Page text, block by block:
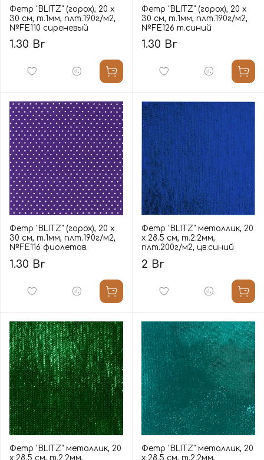
Фетр "BLITZ" (горох), 20 х
30 см, т.1мм, плт.190г/м2,
№FE110 сиреневый
1.30 Br
Фетр "BLITZ" (горох), 20 х
30 см, т.1мм, плт.190г/м2,
№FE126 т.синий
1.30 Br
Фетр "BLITZ" (горох), 20 х
30 см, т.1мм, плт.190г/м2,
№FE116 фиолетов.
1.30 Br
Фетр "BLITZ" металлик, 20
х 28.5 см, т.2.2мм,
плт.200г/м2, цв.синий
2 Br
Фетр "BLITZ" металлик, 20
х 28.5 см, т.2.2мм,
Фетр "BLITZ" металлик, 20
х 28.5 см, т.2.2мм,